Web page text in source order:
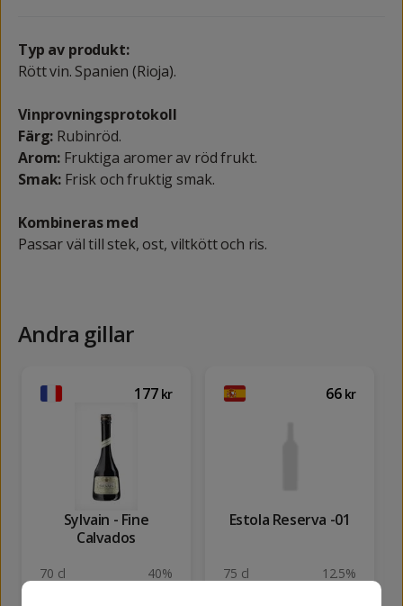
Typ av produkt:
Rött vin. Spanien (Rioja).
Vinprovningsprotokoll
Färg: Rubinröd.
Arom: Fruktiga aromer av röd frukt.
Smak: Frisk och fruktig smak.
Kombineras med
Passar väl till stek, ost, viltkött och ris.
Andra gillar
177 kr
Sylvain - Fine
Calvados
70 cl 40%
66 kr
Estola Reserva -01
75 cl 12.5%